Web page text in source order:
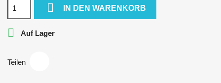
 IN DEN WARENKORB
 Auf Lager
Teilen